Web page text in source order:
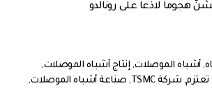
يشنّ هجوما لاذعا على رونالدو
, أشباه الموصلات, إنتاج أشباه الموصلات,
, تعتزم, شركة TSMC , صناعة أشباه الموصلات,